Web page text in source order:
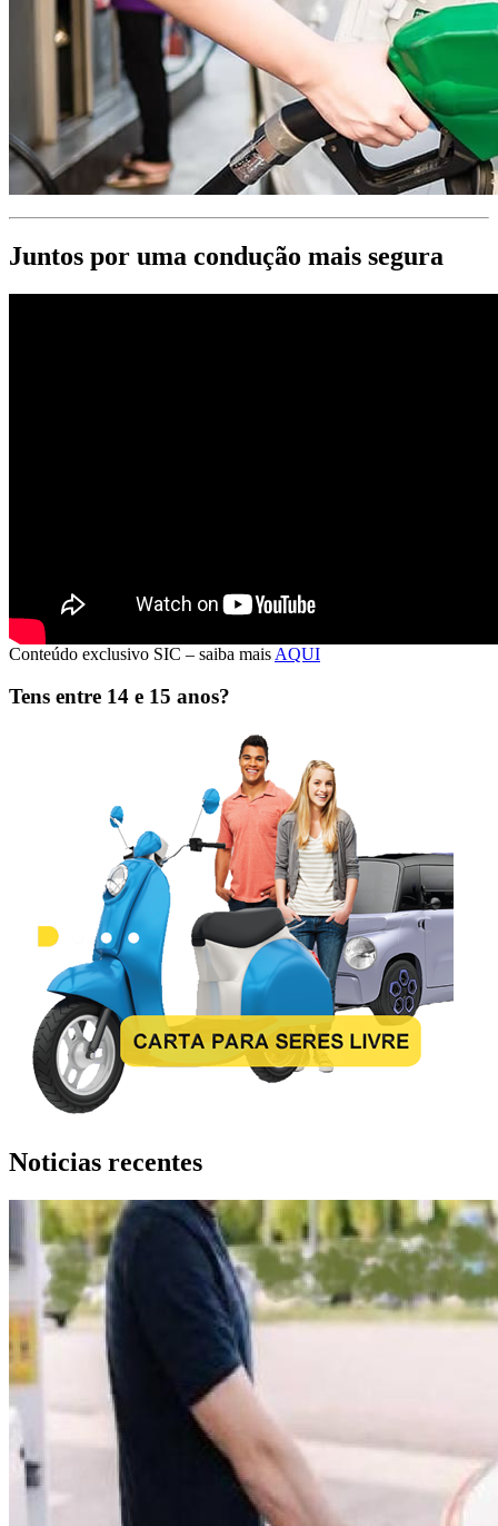
Juntos por uma condução mais segura
Conteúdo exclusivo SIC – saiba mais AQUI
Tens entre 14 e 15 anos?
Noticias recentes